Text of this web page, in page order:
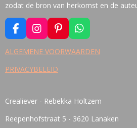
zodat de bron van herkomst en de
F
A
C
B
K
I
N
S
A
A
P
I
N
E
S
W
H
A
P
ALGEMENE VOORWAARDEN
PRIVACYBELEID
Crealiever - Rebekka Holtzem
Reepenhofstraat 5 - 3620 Lanaken